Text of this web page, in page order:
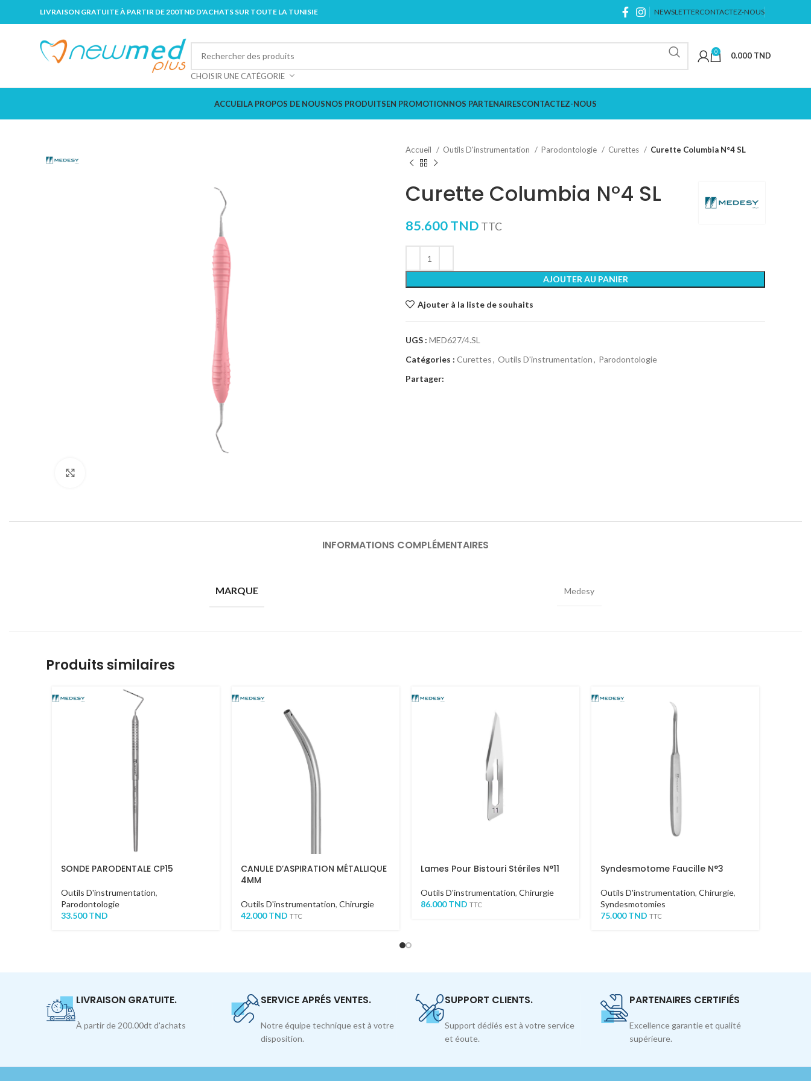
LIVRAISON GRATUITE À PARTIR DE 200TND D'ACHATS SUR TOUTE LA TUNISIE NEWSLETTERCONTACTEZ-NOUS
CHOISIR UNE CATÉGORIE
0 0.000 TND
ACCUEILA PROPOS DE NOUSNOS PRODUITSEN PROMOTIONNOS PARTENAIRESCONTACTEZ-NOUS
Accueil Outils D'instrumentation Parodontologie Curettes Curette Columbia N°4 SL
Curette Columbia N°4 SL
85.600TND TTC
AJOUTER AU PANIER
Ajouter à la liste de souhaits
UGS : MED627/4.SL
Catégories : Curettes, Outils D'instrumentation, Parodontologie
Partager:
INFORMATIONS COMPLÉMENTAIRES
MARQUE Medesy
Produits similaires
SONDE PARODENTALE CP15
Outils D'instrumentation,
Parodontologie
33.500TND
CANULE D’ASPIRATION MÉTALLIQUE
4MM
Outils D'instrumentation, Chirurgie
42.000TND TTC
Lames Pour Bistouri Stériles N°11
Outils D'instrumentation, Chirurgie
86.000TND TTC
Syndesmotome Faucille N°3
Outils D'instrumentation, Chirurgie,
Syndesmotomies
75.000TND TTC
LIVRAISON GRATUITE.
À partir de 200.00dt d'achats
SERVICE APRÉS VENTES.
Notre équipe technique est à votre
disposition.
SUPPORT CLIENTS.
Support dédiés est à votre service
et éoute.
PARTENAIRES CERTIFIÉS
Excellence garantie et qualité
supérieure.